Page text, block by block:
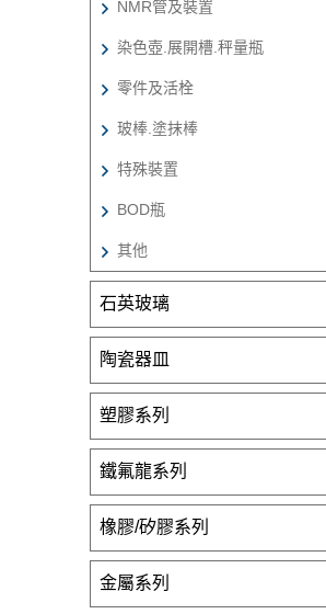
NMR管及裝置
染色壺.展開槽.秤量瓶
零件及活栓
玻棒.塗抹棒
特殊裝置
BOD瓶
其他
石英玻璃
陶瓷器皿
塑膠系列
鐵氟龍系列
橡膠/矽膠系列
金屬系列